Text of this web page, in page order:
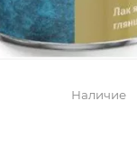
Наличие